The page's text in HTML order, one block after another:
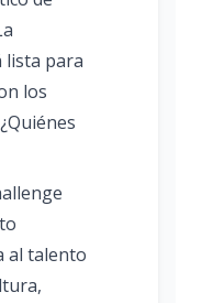
lista para
los
al talento